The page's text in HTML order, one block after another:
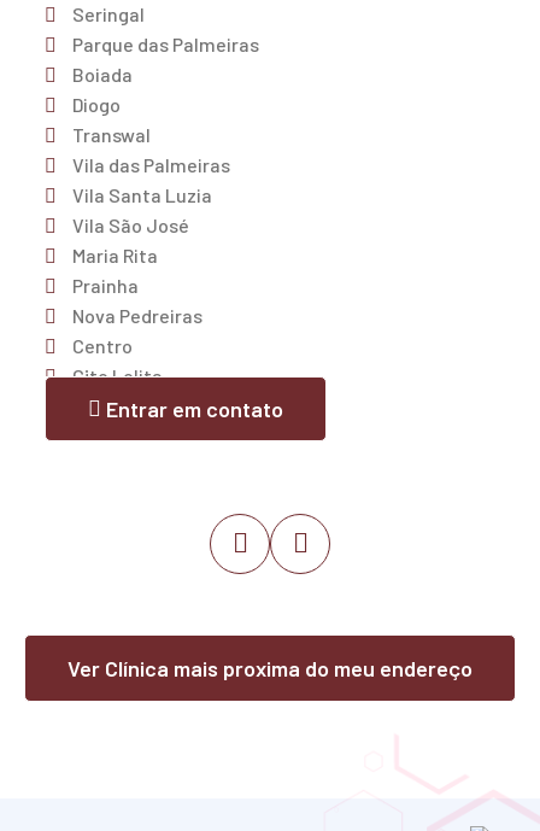
Seringal
Parque das Palmeiras
Boiada
Diogo
Transwal
Vila das Palmeiras
Vila Santa Luzia
Vila São José
Maria Rita
Prainha
Nova Pedreiras
Centro
Cjto Lolita
Trizidela
Joselândia
Lago dos Rodrigues
Poção de Pedras
Independência
Entrar em contato
Ver Clínica mais proxima do meu endereço